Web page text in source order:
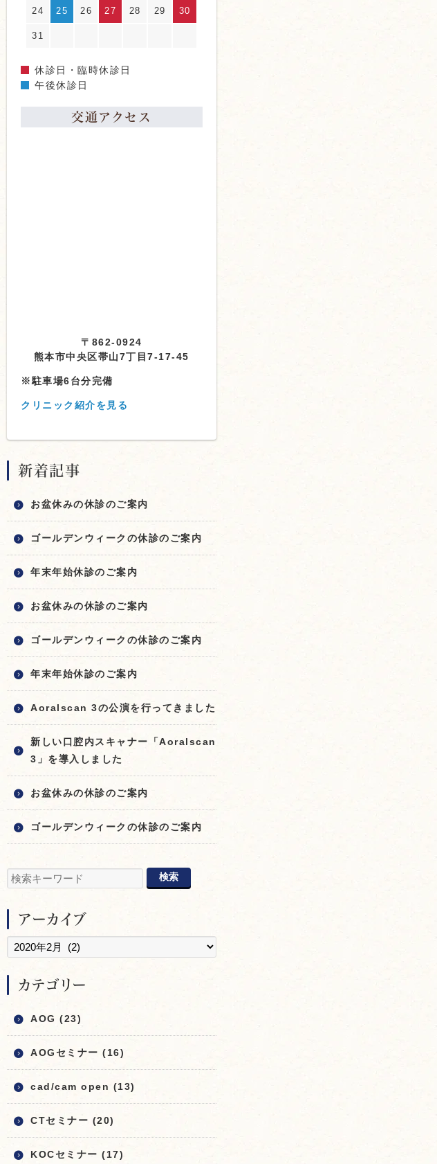
24 25 26 27 28 29 30
31
休診日・臨時休診日
午後休診日
交通アクセス
〒862-0924
熊本市中央区帯山7丁目7-17-45
※駐車場6台分完備
クリニック紹介を見る
新着記事
お盆休みの休診のご案内
ゴールデンウィークの休診のご案内
年末年始休診のご案内
お盆休みの休診のご案内
ゴールデンウィークの休診のご案内
年末年始休診のご案内
Aoralscan 3の公演を行ってきました
新しい口腔内スキャナー「Aoralscan
3」を導入しました
お盆休みの休診のご案内
ゴールデンウィークの休診のご案内
アーカイブ
カテゴリー
AOG (23)
AOGセミナー (16)
cad/cam open (13)
CTセミナー (20)
KOCセミナー (17)